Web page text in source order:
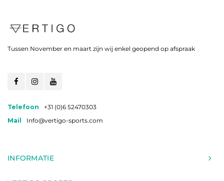
Tussen November en maart zijn wij enkel geopend op afspraak
Telefoon
+31 (0)6 52470303
Mail
Info@vertigo-sports.com
INFORMATIE